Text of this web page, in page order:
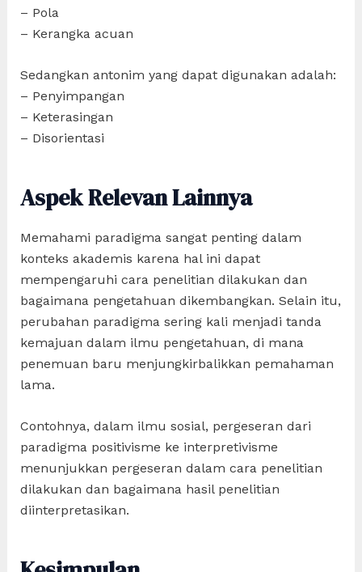
– Pola
– Kerangka acuan
Sedangkan antonim yang dapat digunakan adalah:
– Penyimpangan
– Keterasingan
– Disorientasi
Aspek Relevan Lainnya
Memahami paradigma sangat penting dalam
konteks akademis karena hal ini dapat
mempengaruhi cara penelitian dilakukan dan
bagaimana pengetahuan dikembangkan. Selain itu,
perubahan paradigma sering kali menjadi tanda
kemajuan dalam ilmu pengetahuan, di mana
penemuan baru menjungkirbalikkan pemahaman
lama.
Contohnya, dalam ilmu sosial, pergeseran dari
paradigma positivisme ke interpretivisme
menunjukkan pergeseran dalam cara penelitian
dilakukan dan bagaimana hasil penelitian
diinterpretasikan.